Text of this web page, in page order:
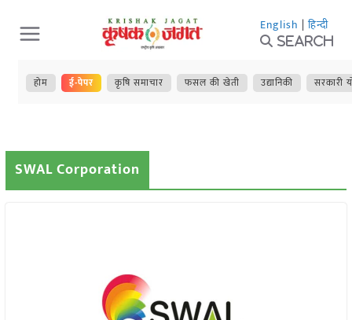
Skip
to
content
English | हिन्दी
Search
होम ई-पेपर कृषि समाचार फसल की खेती उद्यानिकी सरकारी
SWAL Corporation